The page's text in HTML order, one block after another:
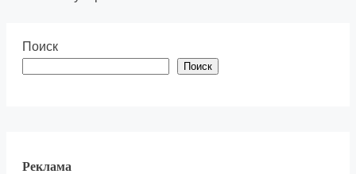
Поиск
Поиск
Реклама